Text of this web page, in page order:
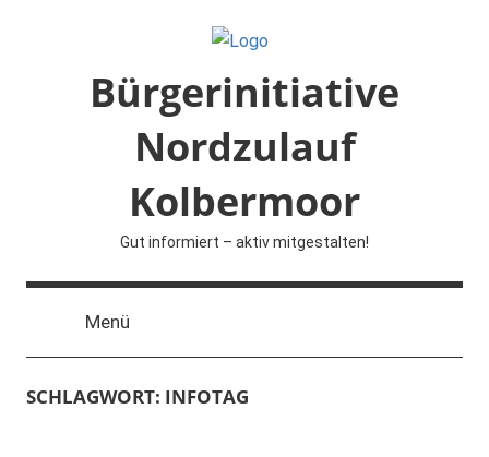
Bürgerinitiative
Nordzulauf
Kolbermoor
Gut informiert – aktiv mitgestalten!
Menü
SCHLAGWORT: INFOTAG